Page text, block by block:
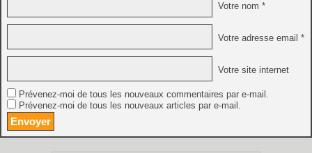
Votre nom *
Votre adresse email *
Votre site internet
Prévenez-moi de tous les nouveaux commentaires par e-mail.
Prévenez-moi de tous les nouveaux articles par e-mail.